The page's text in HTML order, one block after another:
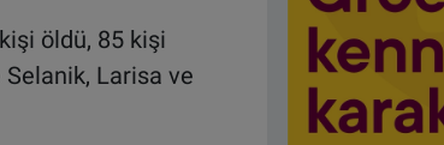
öldü, 85 kişi
Selanik, Larisa ve